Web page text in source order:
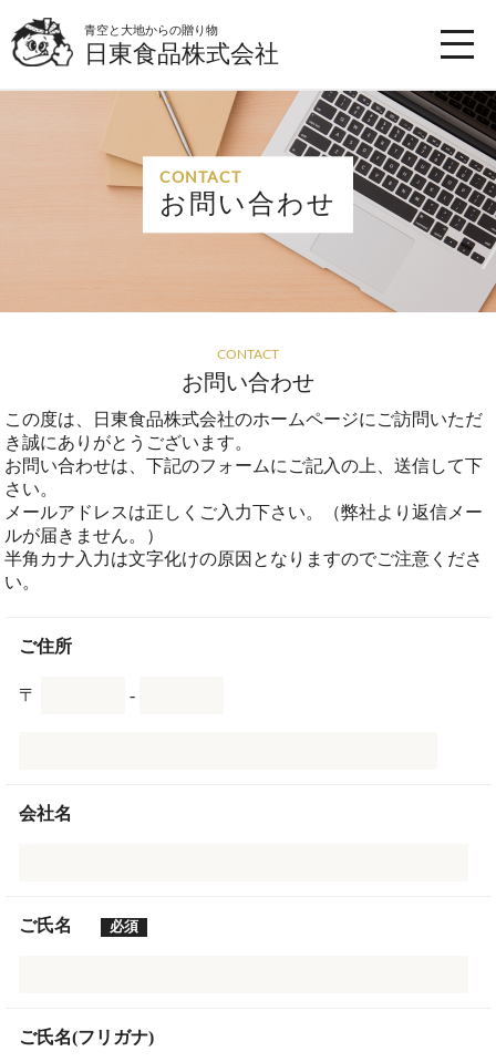
青空と大地からの贈り物
日東食品株式会社
CONTACT
お問い合わせ
CONTACT
お問い合わせ
この度は、日東食品株式会社のホームページにご訪問いただ
き誠にありがとうございます。
お問い合わせは、下記のフォームにご記入の上、送信して下
さい。
メールアドレスは正しくご入力下さい。（弊社より返信メー
ルが届きません。）
半角カナ入力は文字化けの原因となりますのでご注意くださ
い。
ご住所
〒 -
会社名
ご氏名 必須
ご氏名(フリガナ)